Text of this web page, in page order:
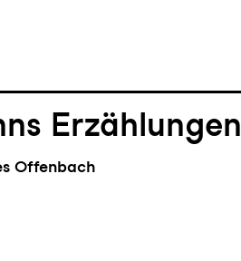
Erzählungen
Offenbach